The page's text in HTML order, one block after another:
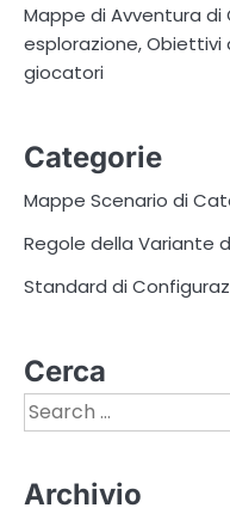
Mappe di Avventura di
esplorazione, Obiettivi
giocatori
Categorie
Mappe Scenario di
Regole della Variante
Standard di
Cerca
Search
for:
Archivio